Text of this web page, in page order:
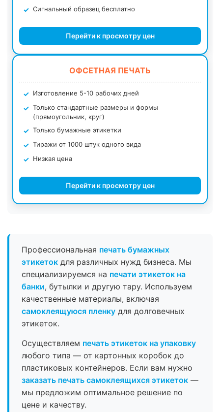
Сигнальный образец бесплатно
Перейти к просмотру цен
ОФСЕТНАЯ ПЕЧАТЬ
Изготовление 5-10 рабочих дней
Только стандартные размеры и формы
(прямоугольник, круг)
Только бумажные этикетки
Тиражи от 1000 штук одного вида
Низкая цена
Перейти к просмотру цен
Профессиональная печать бумажных
этикеток для различных нужд бизнеса. Мы
специализируемся на печати этикеток на
банки, бутылки и другую тару. Используем
качественные материалы, включая
самоклеящуюся пленку для долговечных
этикеток.
Осуществляем печать этикеток на упаковку
любого типа — от картонных коробок до
пластиковых контейнеров. Если вам нужно
заказать печать самоклеящихся этикеток —
мы предложим оптимальное решение по
цене и качеству.